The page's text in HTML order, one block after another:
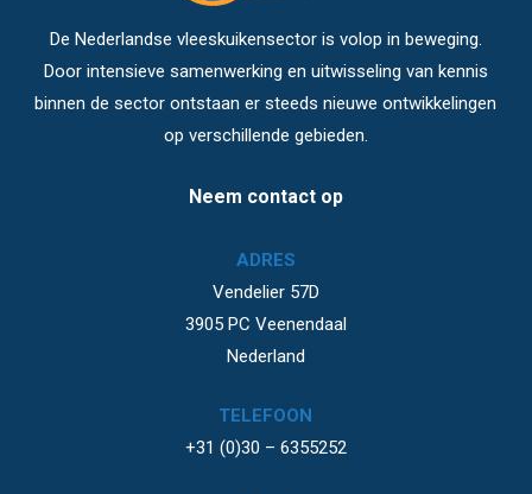
De Nederlandse vleeskuikensector is volop in beweging.
Door intensieve samenwerking en uitwisseling van kennis
binnen de sector ontstaan er steeds nieuwe ontwikkelingen
op verschillende gebieden.
Neem contact op
ADRES
Vendelier 57D
3905 PC Veenendaal
Nederland
TELEFOON
+31 (0)30 – 6355252